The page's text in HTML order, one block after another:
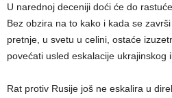
U narednoj deceniji doći će do
Bez obzira na to kako i kada se
pretnje, u svetu u celini, ostaće
povećati usled eskalacije ukrajinskog
Rat protiv Rusije još ne eskalira u